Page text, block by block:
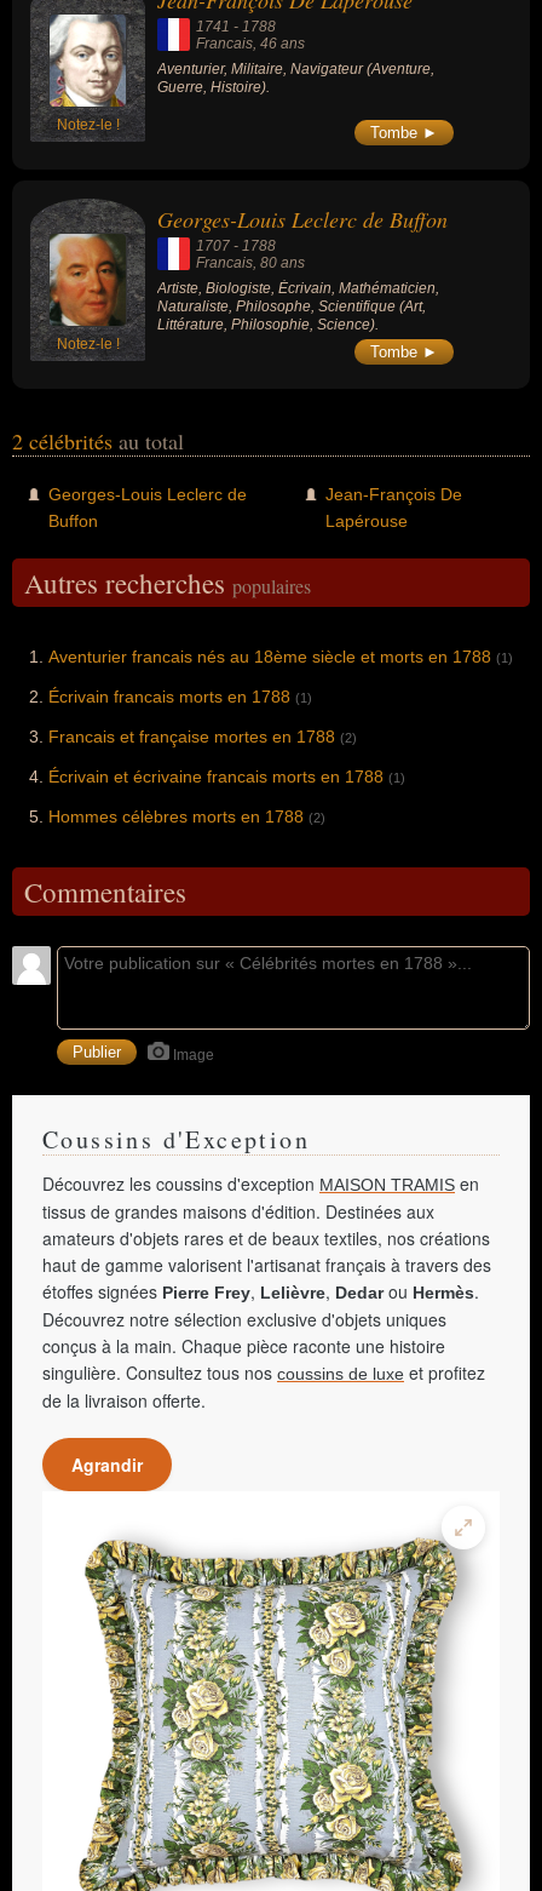
nationalités au moment de leurs morts, ils peuvent avoir été
francais par exemple.
Notez-le !
1741 - 1788
Francais, 46 ans
Aventurier, Militaire, Navigateur (Aventure,
Guerre, Histoire).
Tombe ►
Notez-le !
Georges-Louis Leclerc de Buffon
1707 - 1788
Francais , 80 ans
Artiste, Biologiste, Écrivain, Mathématicien,
Naturaliste, Philosophe, Scientifique (Art,
Littérature, Philosophie, Science).
Tombe ►
2 célébrités au total
Georges-Louis Leclerc de
Buffon
Jean-François De
Lapérouse
Autres recherches populaires
Aventurier francais nés au 18ème siècle et morts en 1788 (1)
Écrivain francais morts en 1788 (1)
Francais et française mortes en 1788 (2)
Écrivain et écrivaine francais morts en 1788 (1)
Hommes célèbres morts en 1788 (2)
Commentaires
Image
Coussins d'Exception
Découvrez les coussins d'exception MAISON TRAMIS en
tissus de grandes maisons d'édition. Destinées aux
amateurs d'objets rares et de beaux textiles, nos créations
haut de gamme valorisent l'artisanat français à travers des
étoffes signées Pierre Frey, Lelièvre, Dedarou Hermès.
Découvrez notre sélection exclusive d'objets uniques
conçus à la main. Chaque pièce raconte une histoire
singulière. Consultez tous nos coussins de luxe et profitez
de la livraison offerte.
Agrandir